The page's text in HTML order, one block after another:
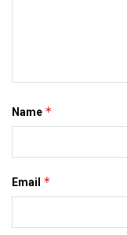
Name *
Email *